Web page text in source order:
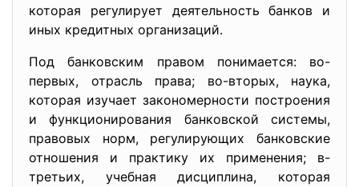
которая регулирует деятельность банков и
иных кредитных организаций.
Под банковским правом понимается: во-
первых, отрасль права; во-вторых, наука,
которая изучает закономерности построения
и функционирования банковской системы,
правовых норм, регулирующих банковские
отношения и практику их применения; в-
третьих, учебная дисциплина, которая